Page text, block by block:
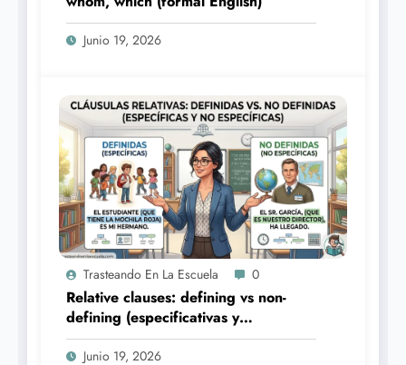
Junio 19, 2026
Trasteando En La Escuela 0
Relative clauses: defining vs non-
defining (especificativas y
explicativas)
Junio 19, 2026